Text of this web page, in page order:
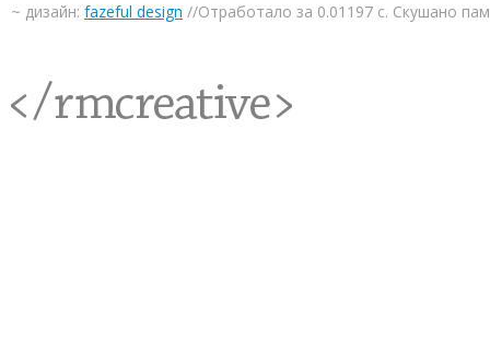
~ дизайн: fazeful design //Отработало за 0.01197 с. Скушано
<rmcreative/>